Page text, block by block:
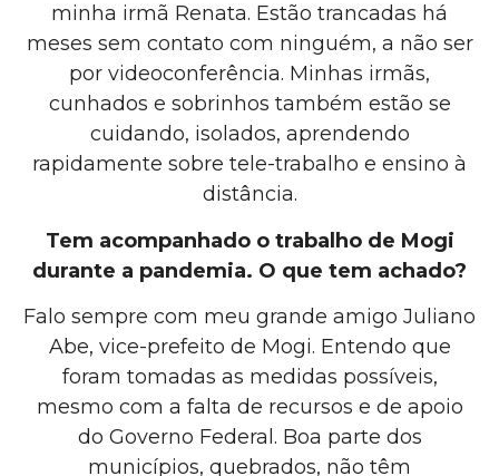
minha irmã Renata. Estão trancadas há
meses sem contato com ninguém, a não ser
por videoconferência. Minhas irmãs,
cunhados e sobrinhos também estão se
cuidando, isolados, aprendendo
rapidamente sobre tele-trabalho e ensino à
distância.
Tem acompanhado o trabalho de Mogi
durante a pandemia. O que tem achado?
Falo sempre com meu grande amigo Juliano
Abe, vice-prefeito de Mogi. Entendo que
foram tomadas as medidas possíveis,
mesmo com a falta de recursos e de apoio
do Governo Federal. Boa parte dos
municípios, quebrados, não têm